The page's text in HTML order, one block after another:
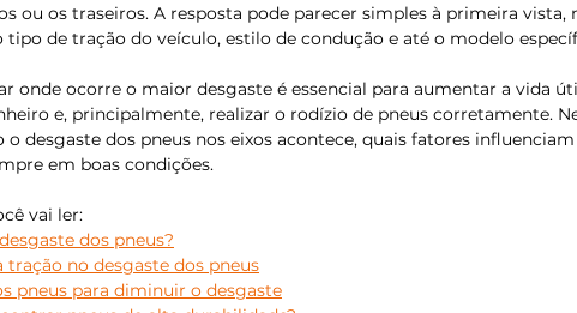
ou os traseiros. A resposta pode parecer simples à primeira vista,
tipo de tração do veículo, estilo de condução e até o modelo
onde ocorre o maior desgaste é essencial para aumentar a vida
e, principalmente, realizar o rodízio de pneus corretamente.
desgaste dos pneus nos eixos acontece, quais fatores
em boas condições.
vai ler:
dos pneus?
tração no desgaste dos pneus
pneus para diminuir o desgaste